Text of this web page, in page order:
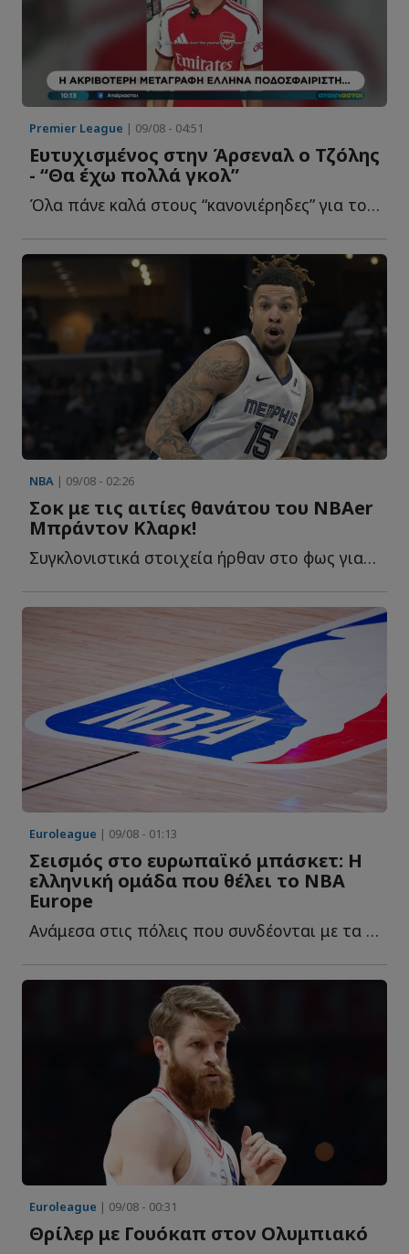
Premier League | 09/08 - 04:51
Ευτυχισμένος στην Άρσεναλ ο Τζόλης
- “Θα έχω πολλά γκολ”
Όλα πάνε καλά στους “κανονιέρηδες” για τον δ...
NBA | 09/08 - 02:26
Σοκ με τις αιτίες θανάτου του ΝΒΑer
Μπράντον Κλαρκ!
Συγκλονιστικά στοιχεία ήρθαν στο φως για τον πρόωρο θ...
Euroleague | 09/08 - 01:13
Σεισμός στο ευρωπαϊκό μπάσκετ: Η
ελληνική ομάδα που θέλει το NBA
Europe
Ανάμεσα στις πόλεις που συνδέονται με τα σχέδια του NB...
Euroleague | 09/08 - 00:31
Θρίλερ με Γουόκαπ στον Ολυμπιακό